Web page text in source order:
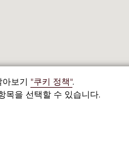
보기 "쿠키 정책".
목을 선택할 수 있습니다.